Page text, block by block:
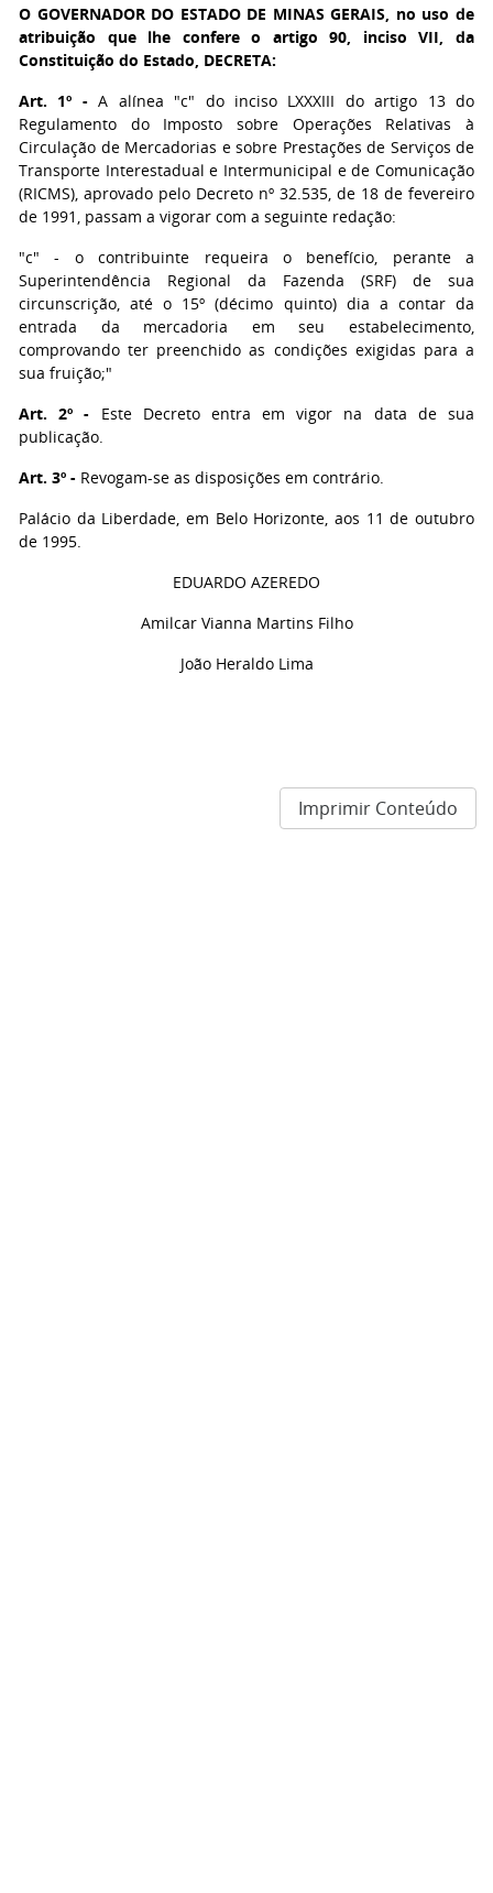
O GOVERNADOR DO ESTADO DE MINAS GERAIS, no uso de
atribuição que lhe confere o artigo 90, inciso VII, da
Constituição do Estado, DECRETA:
Art. 1º -A alínea "c" do inciso LXXXIII do artigo 13 do
Regulamento do Imposto sobre Operações Relativas à
Circulação de Mercadorias e sobre Prestações de Serviços de
Transporte Interestadual e Intermunicipal e de Comunicação
(RICMS), aprovado pelo Decreto nº 32.535, de 18 de fevereiro
de 1991, passam a vigorar com a seguinte redação:
"c" - o contribuinte requeira o benefício, perante a
Superintendência Regional da Fazenda (SRF) de sua
circunscrição, até o 15º (décimo quinto) dia a contar da
entrada da mercadoria em seu estabelecimento,
comprovando ter preenchido as condições exigidas para a
sua fruição;"
Art. 2º - Este Decreto entra em vigor na data de sua
publicação.
Art. 3º - Revogam-se as disposições em contrário.
Palácio da Liberdade, em Belo Horizonte, aos 11 de outubro
de 1995.
EDUARDO AZEREDO
Amilcar Vianna Martins Filho
João Heraldo Lima
Imprimir Conteúdo